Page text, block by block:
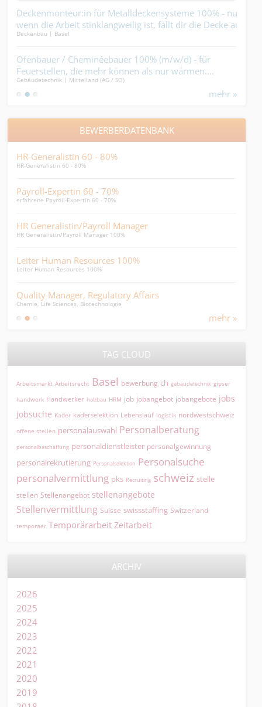
Deckenmonteur:in für Metalldeckensysteme 100% - nur
wenn die Arbeit stinklangweilig ist, fällt dir die Decke auf
den Kopf....
Deckenbau | Basel
Ofenbauer / Cheminéebauer 100% (m/w/d) - für
Feuerstellen, die mehr können als nur wärmen....
Gebäudetechnik | Mittelland (AG / SO)
mehr »
BEWERBERDATENBANK
HR-Generalistin 60 - 80%
HR-Generalistin 60 - 80%
Payroll-Expertin 60 - 70%
erfahrene Payroll-Expertin 60 - 70%
HR Generalistin/Payroll Manager
HR Generalistin/Payroll Manager 100%
Leiter Human Resources 100%
Leiter Human Resources 100%
Quality Manager, Regulatory Affairs
Chemie, Life Sciences, Biotechnologie
mehr »
TAG CLOUD
Arbeitsmarkt Arbeitsrecht Basel bewerbung ch gebäudetechnik gipser
handwerk Handwerker holzbau HRM job jobangebot jobangebote jobs
jobsuche Kader kaderselektion Lebenslauf logistik nordwestschweiz
offene stellen personalauswahl Personalberatung
personalbeschaffung personaldienstleister personalgewinnung
personalrekrutierung Personalselektion Personalsuche
personalvermittlung pks Recruiting schweiz stelle
stellen Stellenangebot stellenangebote
Stellenvermittlung Suisse swissstaffing Switzerland
temporaer Temporärarbeit Zeitarbeit
ARCHIV
2026
2025
2024
2023
2022
2021
2020
2019